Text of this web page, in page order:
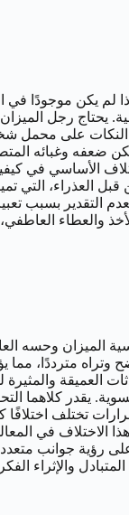
لم يكن موجودًا
يحتاج رجل
على محمل
ضعفه وغبائه
الأساسي في
العذراء، التي
التقدير بسبب
والعطاء
وحسه
مترددًا، مما
والمثيرة
يقدر كلاهما
تختلف
الاختلاف في
رؤية جوانب
والإثراء